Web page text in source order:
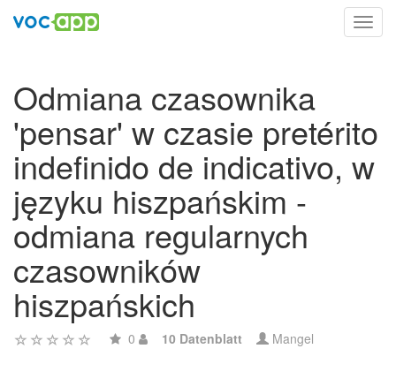
Odmiana czasownika
'pensar' w czasie pretérito
indefinido de indicativo, w
języku hiszpańskim -
odmiana regularnych
czasowników
hiszpańskich
0 10 Datenblatt Mangel